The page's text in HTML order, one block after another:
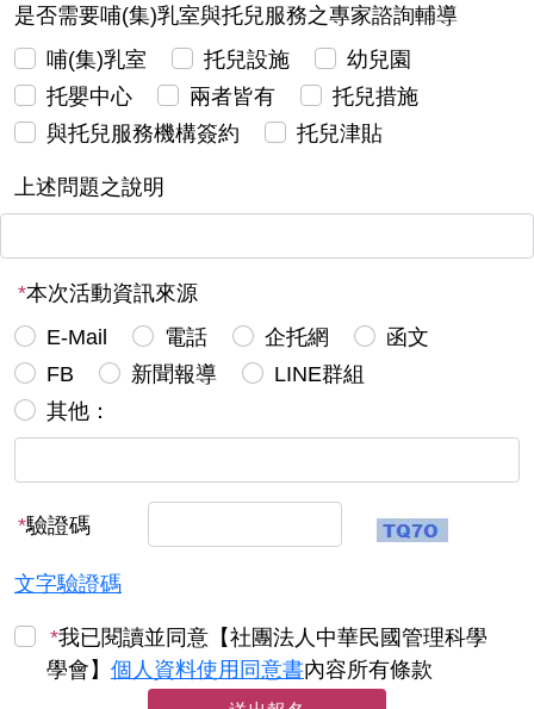
是否需要哺(集)乳室與托兒服務之專家諮詢輔導
哺(集)乳室
托兒設施
幼兒園
托嬰中心
兩者皆有
托兒措施
與托兒服務機構簽約
托兒津貼
上述問題之說明
*本次活動資訊來源
E-Mail
電話 企托網
函文
FB
新聞報導
LINE群組
其他：
*驗證碼
文字驗證碼
*我已閱讀並同意【社團法人中華民國管理科學
學會】 個人資料使用同意書內容所有條款